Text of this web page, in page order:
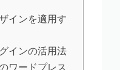
インを適用す
インの活用法